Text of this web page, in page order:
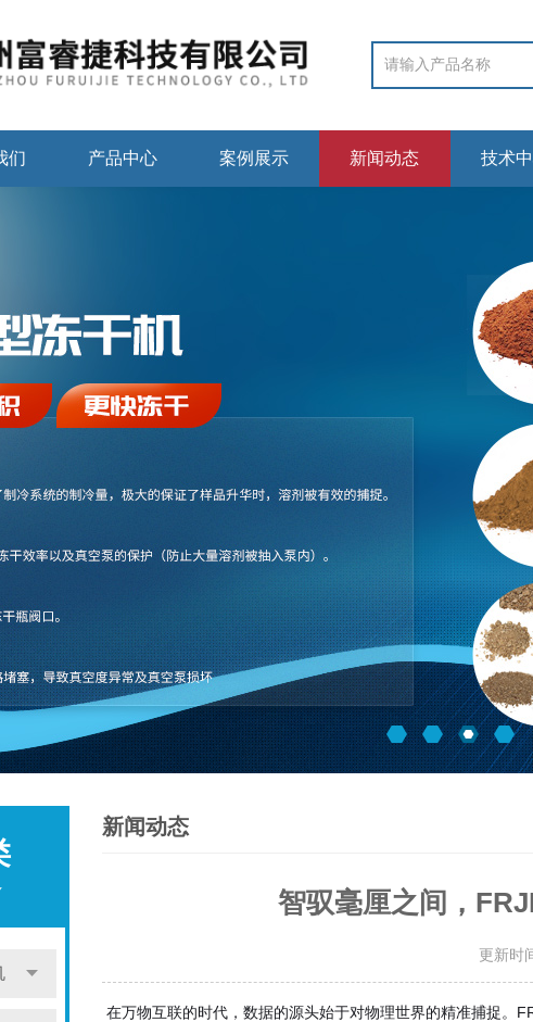
们 产品中心 案例展示 新闻动态 技术
新闻动态
智驭毫厘之间，
更新时
在万物互联的时代，数据的源头始于对物理世界的精准捕捉。